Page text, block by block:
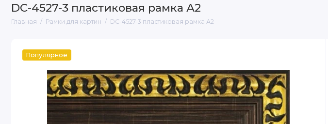
DC-4527-3 пластиковая рамка А2
Главная Рамки для картин DC-4527-3 пластиковая рамка А2
Популярное